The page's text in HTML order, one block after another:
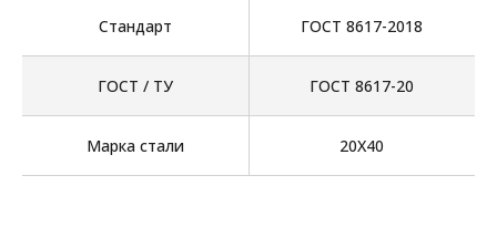
Стандарт ГОСТ 8617-2018
ГОСТ / ТУ ГОСТ 8617-20
Марка стали 20Х40